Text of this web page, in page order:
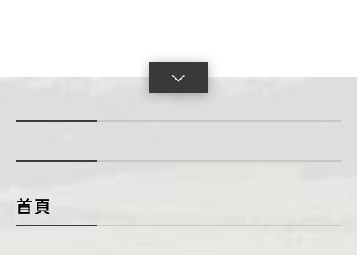
首頁